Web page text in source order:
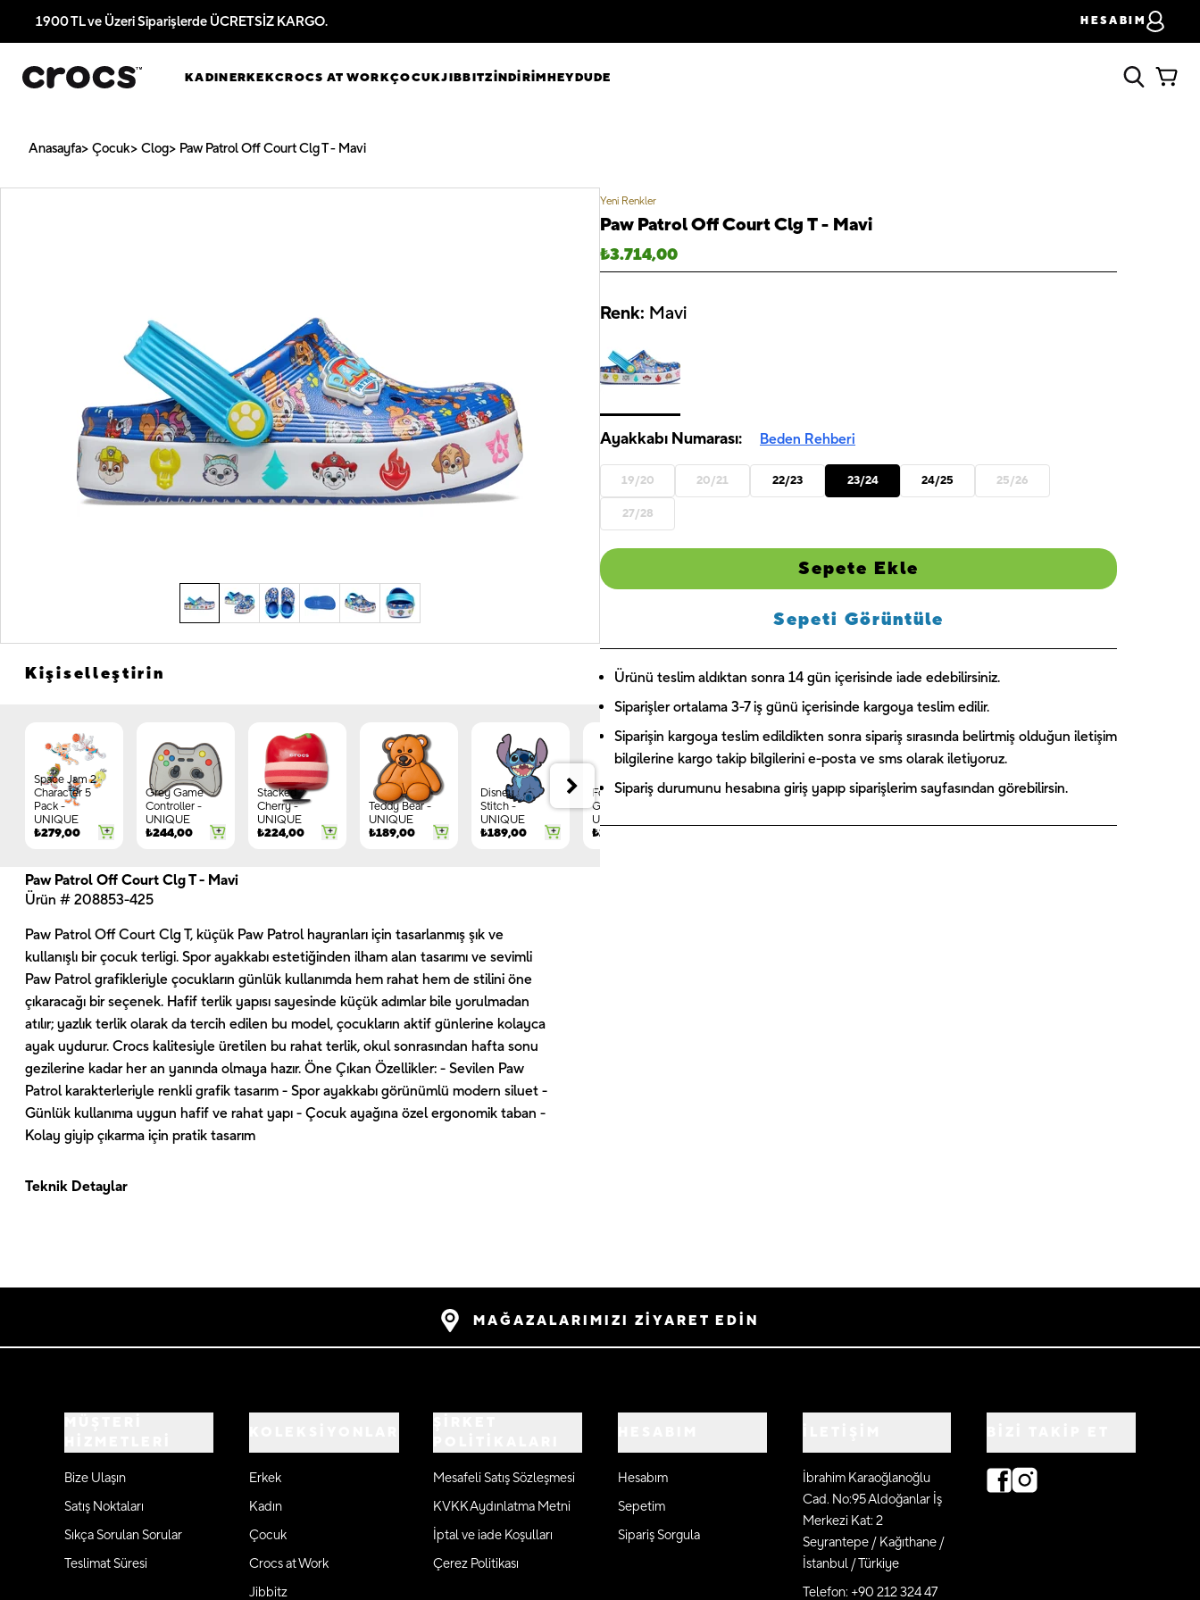
1900 TL ve Üzeri Siparişlerde ÜCRETSİZ KARGO. HESABIM
KADINERKEKCROCS AT WORKÇOCUKJIBBITZİNDİRİMHEYDUDE
Anasayfa Çocuk Clog Paw Patrol Off Court Clg T - Mavi
Kişiselleştirin
Space Jam 2
Character 5
Pack -
UNIQUE
₺279,00
Grey Game
Controller -
UNIQUE
₺244,00
Stacked
Cherry -
UNIQUE
₺224,00
Teddy Bear -
UNIQUE
₺189,00
Disney
Stitch -
UNIQUE
₺189,00
Forest
Gnome -
UNIQUE
₺149,00
Jibbitz
Captain
Paw Patrol
Blooming
Paw Patrol Off Court Clg T - Mavi
Ürün # 208853-425
Paw Patrol Off Court Clg T, küçük Paw Patrol hayranları için tasarlanmış şık ve
kullanışlı bir çocuk terligi. Spor ayakkabı estetiğinden ilham alan tasarımı ve sevimli
Paw Patrol grafikleriyle çocukların günlük kullanımda hem rahat hem de stilini öne
çıkaracağı bir seçenek. Hafif terlik yapısı sayesinde küçük adımlar bile yorulmadan
atılır; yazlık terlik olarak da tercih edilen bu model, çocukların aktif günlerine kolayca
ayak uydurur. Crocs kalitesiyle üretilen bu rahat terlik, okul sonrasından hafta sonu
gezilerine kadar her an yanında olmaya hazır. Öne Çıkan Özellikler: - Sevilen Paw
Patrol karakterleriyle renkli grafik tasarım - Spor ayakkabı görünümlü modern siluet -
Günlük kullanıma uygun hafif ve rahat yapı - Çocuk ayağına özel ergonomik taban -
Kolay giyip çıkarma için pratik tasarım
Teknik Detaylar
Yeni Renkler
Paw Patrol Off Court Clg T - Mavi
₺3.714,00
Renk: Mavi
Ayakkabı Numarası: Beden Rehberi
19/20 20/21 22/23 23/24 24/25 25/26
27/28
Sepete Ekle
Sepeti Görüntüle
Ürünü teslim aldıktan sonra 14 gün içerisinde iade edebilirsiniz.
Siparişler ortalama 3-7 iş günü içerisinde kargoya teslim edilir.
Siparişin kargoya teslim edildikten sonra sipariş sırasında belirtmiş olduğun iletişim
bilgilerine kargo takip bilgilerini e-posta ve sms olarak iletiyoruz.
Sipariş durumunu hesabına giriş yapıp siparişlerim sayfasından görebilirsin.
MAĞAZALARIMIZI ZİYARET EDİN
Bize Ulaşın
Satış Noktaları
Sıkça Sorulan Sorular
Teslimat Süresi
Erkek
Kadın
Çocuk
Crocs at Work
Jibbitz
Mesafeli Satış Sözleşmesi
KVKK Aydınlatma Metni
İptal ve iade Koşulları
Çerez Politikası
Hesabım
Sepetim
Sipariş Sorgula
İbrahim Karaoğlanoğlu
Cad. No:95 Aldoğanlar İş
Merkezi Kat: 2
Seyrantepe / Kağıthane /
İstanbul / Türkiye
Telefon: +90 212 324 47